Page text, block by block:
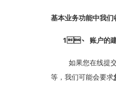
基本业务功能中我们
1、 账户
如果您在线提交
等，我们可能会要求